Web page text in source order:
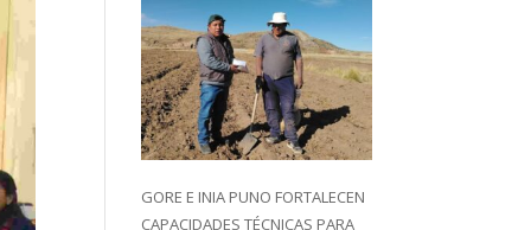
GORE E INIA PUNO FORTALECEN
CAPACIDADES TÉCNICAS PARA